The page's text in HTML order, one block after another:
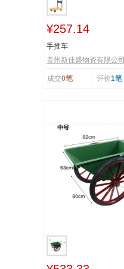
¥257.14
手推车
贵州新佳盛物资有限公司
成交0笔 评价1笔